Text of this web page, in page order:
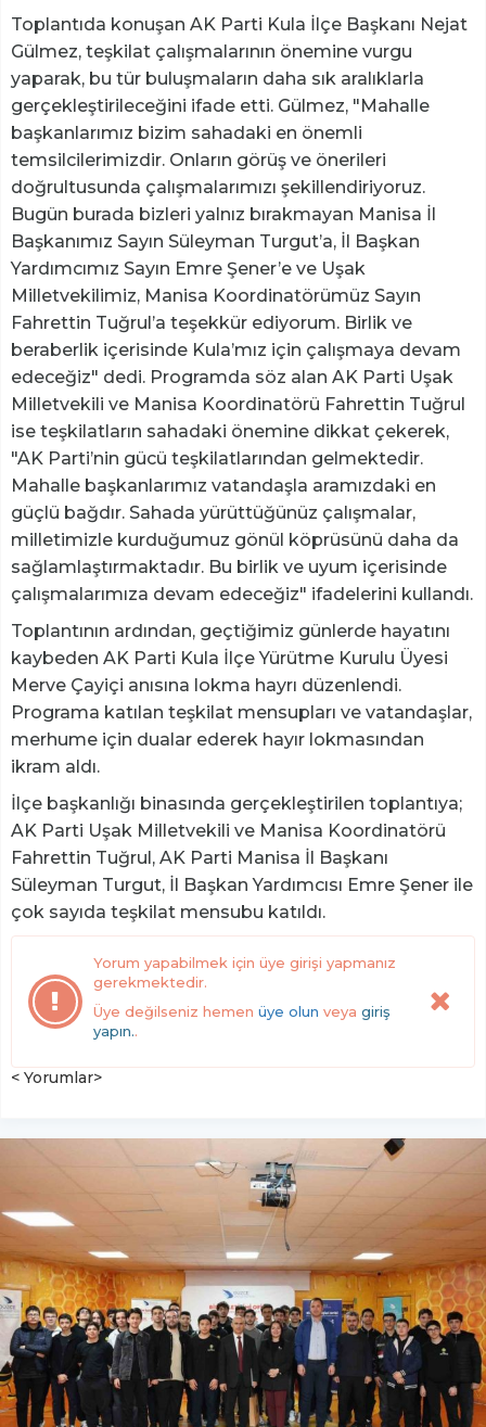
Toplantıda konuşan AK Parti Kula İlçe Başkanı Nejat
Gülmez, teşkilat çalışmalarının önemine vurgu
yaparak, bu tür buluşmaların daha sık aralıklarla
gerçekleştirileceğini ifade etti. Gülmez, "Mahalle
başkanlarımız bizim sahadaki en önemli
temsilcilerimizdir. Onların görüş ve önerileri
doğrultusunda çalışmalarımızı şekillendiriyoruz.
Bugün burada bizleri yalnız bırakmayan Manisa İl
Başkanımız Sayın Süleyman Turgut’a, İl Başkan
Yardımcımız Sayın Emre Şener’e ve Uşak
Milletvekilimiz, Manisa Koordinatörümüz Sayın
Fahrettin Tuğrul’a teşekkür ediyorum. Birlik ve
beraberlik içerisinde Kula’mız için çalışmaya devam
edeceğiz" dedi. Programda söz alan AK Parti Uşak
Milletvekili ve Manisa Koordinatörü Fahrettin Tuğrul
ise teşkilatların sahadaki önemine dikkat çekerek,
"AK Parti’nin gücü teşkilatlarından gelmektedir.
Mahalle başkanlarımız vatandaşla aramızdaki en
güçlü bağdır. Sahada yürüttüğünüz çalışmalar,
milletimizle kurduğumuz gönül köprüsünü daha da
sağlamlaştırmaktadır. Bu birlik ve uyum içerisinde
çalışmalarımıza devam edeceğiz" ifadelerini kullandı.
Toplantının ardından, geçtiğimiz günlerde hayatını
kaybeden AK Parti Kula İlçe Yürütme Kurulu Üyesi
Merve Çayiçi anısına lokma hayrı düzenlendi.
Programa katılan teşkilat mensupları ve vatandaşlar,
merhume için dualar ederek hayır lokmasından
ikram aldı.
İlçe başkanlığı binasında gerçekleştirilen toplantıya;
AK Parti Uşak Milletvekili ve Manisa Koordinatörü
Fahrettin Tuğrul, AK Parti Manisa İl Başkanı
Süleyman Turgut, İl Başkan Yardımcısı Emre Şener ile
çok sayıda teşkilat mensubu katıldı.
Yorum yapabilmek için üye girişi yapmanız
gerekmektedir.
Üye değilseniz hemen üye olun veya giriş
yapın..
< Yorumlar>